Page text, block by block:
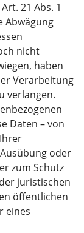
21 Abs. 1
Abwägung
nicht
haben
Verarbeitung
verlangen.
Daten – von
oder
zum Schutz
juristischen
öffentlichen
eines